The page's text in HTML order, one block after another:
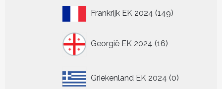
Frankrijk EK 2024 149149
Georgië EK 2024 16
producten
Griekenland EK 2024 0
producten